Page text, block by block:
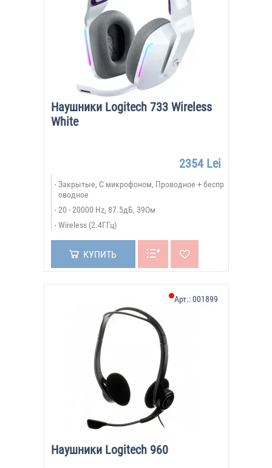
Наушники Logitech 733 Wireless
White
2354 Lei
Закрытые, С микрофоном, Проводное + беспр
оводное
20 - 20000 Hz, 87.5дБ, 39Ом
Wireless (2.4ГГц)
КУПИТЬ
Наушники Logitech 960
Арт.:001899